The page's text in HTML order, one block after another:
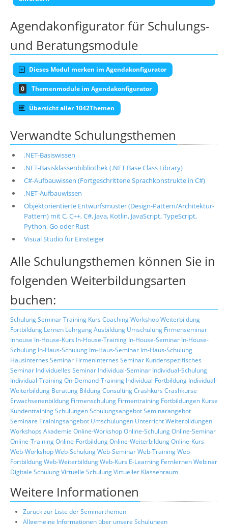
Agendakonfigurator für Schulungs-
und Beratungsmodule
Dieses Modul merken im Agendakonfigurator
0 Themenmodule im Agendakonfigurator
Übersicht aller 1042Themen
Verwandte Schulungsthemen
.NET-Basiswissen
.NET-Basisklassenbibliothek (.NET Base Class Library)
C#-Aufbauwissen (Fortgeschrittene Sprachkonstrukte in C#)
.NET-Aufbauwissen
Objektorientierte Entwurfsmuster (Design-Pattern/Architektur-
Pattern) mit C, C++, C#, Java, Kotlin, JavaScript, TypeScript,
Python, Go oder Rust
Visual Studio für Einsteiger
Alle Schulungsthemen können Sie in
folgenden Weiterbildungsarten
buchen:
SchulungSeminarTraining Kurs CoachingWorkshopWeiterbildung
Fortbildung Lernen LehrgangAusbildung Umschulung Firmenseminar
Inhouse In-House-Kurs In-House-Training In-House-Seminar In-House-
Schulung In-Haus-Schulung Im-Haus-Seminar Im-Haus-Schulung
Hausinternes Seminar Firmeninternes Seminar Kundenspezifisches
Seminar Individuelles Seminar Individual-Seminar Individual-Schulung
Individual-TrainingOn-Demand-Training Individual-Fortbildung Individual-
Weiterbildung Beratung BildungConsultingCrashkurs Crashkurse
Erwachsenenbildung Firmenschulung Firmentraining Fortbildungen Kurse
KundentrainingSchulungenSchulungsangebotSeminarangebot
Seminare Trainingsangebot Umschulungen UnterrichtWeiterbildungen
Workshops Akademie Online-WorkshopOnline-SchulungOnline-Seminar
Online-TrainingOnline-FortbildungOnline-WeiterbildungOnline-Kurs
Web-WorkshopWeb-SchulungWeb-SeminarWeb-TrainingWeb-
FortbildungWeb-WeiterbildungWeb-Kurs E-Learning FernlernenWebinar
Digitale SchulungVirtuelle SchulungVirtueller Klassenraum
Weitere Informationen
Zurück zur Liste der Seminarthemen
Allgemeine Informationen über unsere Schulungen